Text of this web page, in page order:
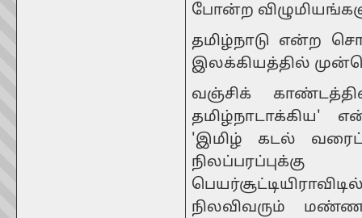
போன்ற
தமிழ்நாடு என்ற
இலக்கியத்தில்
வஞ்சிக்
தமிழ்நாடாக்கிய'
'இமிழ் கடல்
நிலவிவரும்